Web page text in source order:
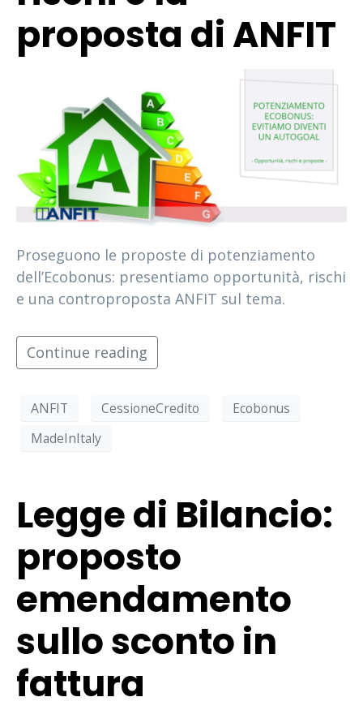
proposta di ANFIT
Proseguono le proposte di potenziamento
dell’Ecobonus: presentiamo opportunità, rischi
e una controproposta ANFIT sul tema.
Continue reading
ANFIT CessioneCredito
Ecobonus
MadeInItaly
Legge di Bilancio:
proposto
emendamento
sullo sconto in
fattura